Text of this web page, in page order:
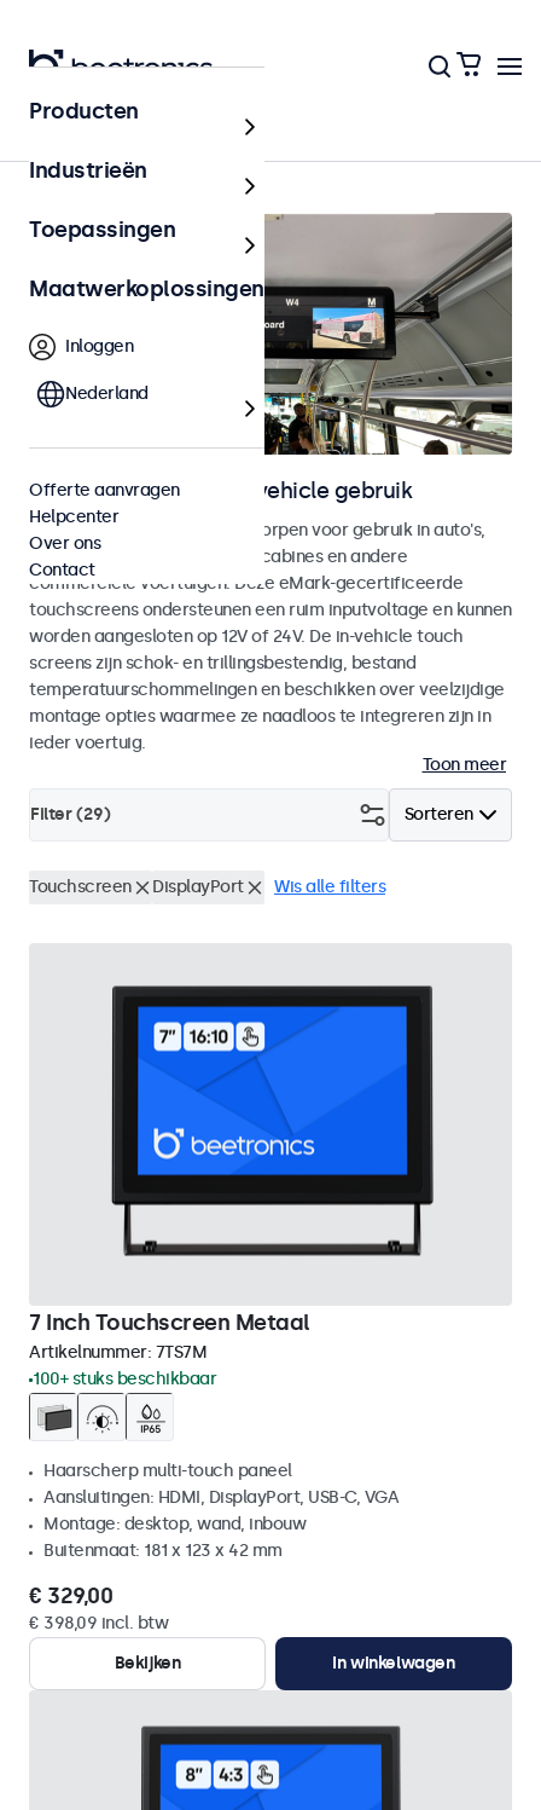
Home
Touchscreens voor in-vehicle gebruik
Touchscreen monitoren ontworpen voor gebruik in auto's,
vrachtwagens, bussen, kraancabines en andere
commerciele voertuigen. Deze eMark-gecertificeerde
touchscreens ondersteunen een ruim inputvoltage en kunnen
worden aangesloten op 12V of 24V. De in-vehicle touch
screens zijn schok- en trillingsbestendig, bestand
temperatuurschommelingen en beschikken over veelzijdige
montage opties waarmee ze naadloos te integreren zijn in
ieder voertuig.
Toon meer
Sorteren
Filter (29)
Touchscreen DisplayPort Wis alle filters
7 Inch Touchscreen Metaal
Artikelnummer: 7TS7M
100+ stuks beschikbaar
Haarscherp multi-touch paneel
Aansluitingen: HDMI, DisplayPort, USB-C, VGA
Montage: desktop, wand, inbouw
Buitenmaat: 181 x 123 x 42 mm
€ 329,00
€ 398,09 incl. btw
Bekijken
In winkelwagen
Producten
Industrieën
Toepassingen
Maatwerkoplossingen
Inloggen
Nederland
Offerte aanvragen
Helpcenter
Over ons
Contact